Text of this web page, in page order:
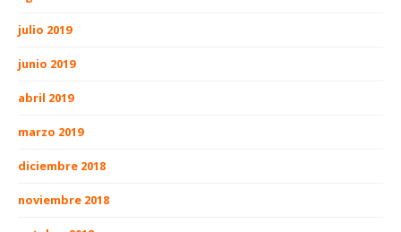
julio 2019
junio 2019
abril 2019
marzo 2019
diciembre 2018
noviembre 2018